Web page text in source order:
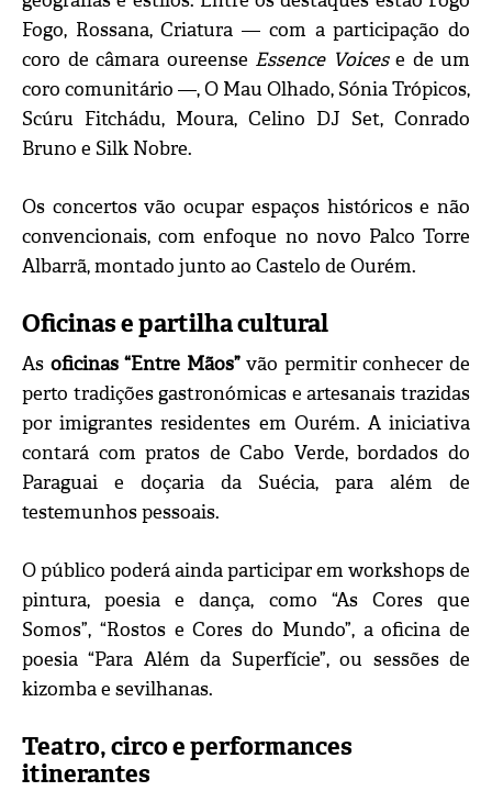
Fogo, Rossana, Criatura — com a participação do
coro de câmara oureense Essence Voicese de um
coro comunitário —, O Mau Olhado, Sónia Trópicos,
Scúru Fitchádu, Moura, Celino DJ Set, Conrado
Bruno e Silk Nobre.
Os concertos vão ocupar espaços históricos e não
convencionais, com enfoque no novo Palco Torre
Albarrã, montado junto ao Castelo de Ourém.
Oficinas e partilha cultural
As oficinas “Entre Mãos”vão permitir conhecer de
perto tradições gastronómicas e artesanais trazidas
por imigrantes residentes em Ourém. A iniciativa
contará com pratos de Cabo Verde, bordados do
Paraguai e doçaria da Suécia, para além de
testemunhos pessoais.
O público poderá ainda participar em workshops de
pintura, poesia e dança, como “As Cores que
Somos”, “Rostos e Cores do Mundo”, a oficina de
poesia “Para Além da Superfície”, ou sessões de
kizomba e sevilhanas.
Teatro, circo e performances
itinerantes